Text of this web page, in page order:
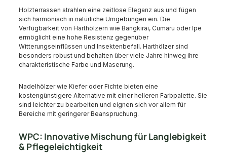
Holzterrassen strahlen eine zeitlose Eleganz aus und fügen
sich harmonisch in natürliche Umgebungen ein. Die
Verfügbarkeit von Harthölzern wie Bangkirai, Cumaru oder Ipe
ermöglicht eine hohe Resistenz gegenüber
Witterungseinflüssen und Insektenbefall. Harthölzer sind
besonders robust und behalten über viele Jahre hinweg ihre
charakteristische Farbe und Maserung.
Nadelhölzer wie Kiefer oder Fichte bieten eine
kostengünstigere Alternative mit einer helleren Farbpalette. Sie
sind leichter zu bearbeiten und eignen sich vor allem für
Bereiche mit geringerer Beanspruchung.
WPC: Innovative Mischung für Langlebigkeit
& Pflegeleichtigkeit